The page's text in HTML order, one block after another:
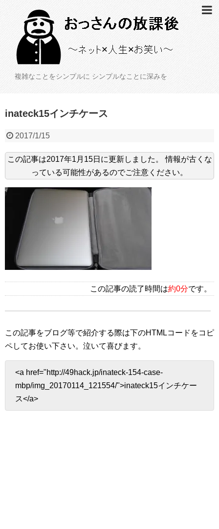
複雑なことをシンプルに シンプルなことに深みを
inateck15インチケース
2017/1/15
この記事は2017年1月15日 に更新しました。
情報が古くな
っている可能性があるのでご注意ください。
この記事の読了時間は約0分です。
この記事をブログ等で紹介する際は下のHTMLコードをコピ
ペしてお使い下さい。 泣いて喜びます。
<a href="http://49hack.jp/inateck-154-case-
mbp/img_20170114_121554/">inateck15インチケー
ス</a>